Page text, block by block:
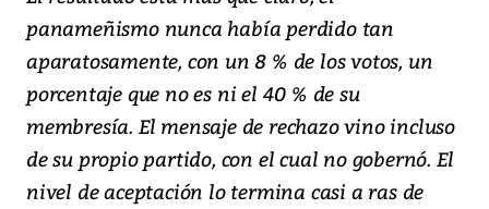
panameñismo nunca había perdido tan
aparatosamente, con un 8 % de los votos, un
porcentaje que no es ni el 40 % de su
membresía. El mensaje de rechazo vino incluso
de su propio partido, con el cual no gobernó. El
nivel de aceptación lo termina casi a ras de